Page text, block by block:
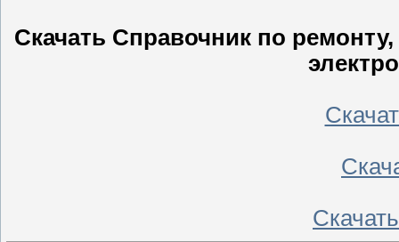
Скачать Справочник по